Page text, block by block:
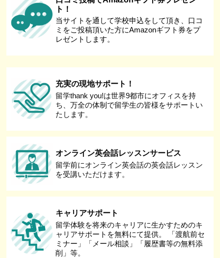
ト！
当サイトを通して学校申込をして頂き、口コ
ミをご投稿頂いた方にAmazonギフト券をプ
レゼントします。
充実の現地サポート！
留学thank you!は世界9都市にオフィスを持
ち、万全の体制で留学生の皆様をサポートい
たします。
オンライン英会話レッスンサービス
留学前にオンライン英会話の英会話レッスン
を受講いただけます。
キャリアサポート
留学体験を将来のキャリアに生かすためのキ
ャリアサポートを無料にて提供。 「渡航前セ
ミナー」「メール相談」「履歴書等の無料添
削」等。